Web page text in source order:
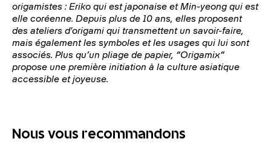
origamistes : Eriko qui est japonaise et Min-yeong qui est
elle coréenne. Depuis plus de 10 ans, elles proposent
des ateliers d'origami qui transmettent un savoir-faire,
mais également les symboles et les usages qui lui sont
associés. Plus qu’un pliage de papier, “Origamix”
propose une première initiation à la culture asiatique
accessible et joyeuse.
Nous vous recommandons